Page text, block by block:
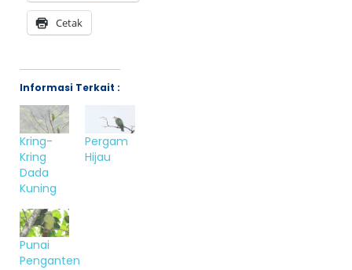
Cetak
Informasi Terkait :
Kring-
Kring
Dada
Kuning
Pergam
Hijau
Punai
Penganten